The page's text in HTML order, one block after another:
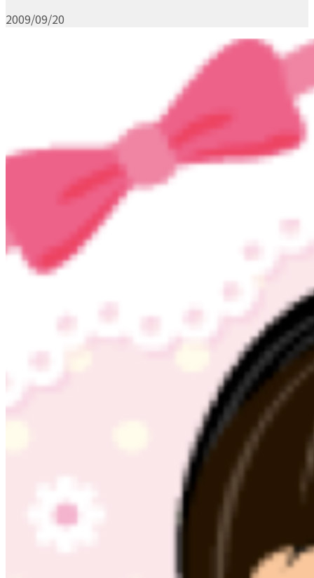
2009/09/20